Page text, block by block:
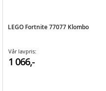
LEGO Fortnite 77077 Klombo
Vår lavpris:
1 066,-